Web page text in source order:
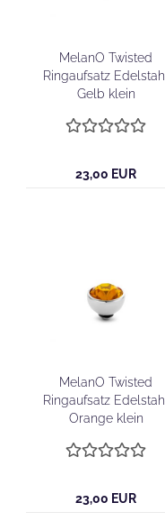
MelanO Twisted
Ringaufsatz Edelstahl
Gelb klein
23,00 EUR
MelanO Twisted
Ringaufsatz Edelstahl
Orange klein
23,00 EUR